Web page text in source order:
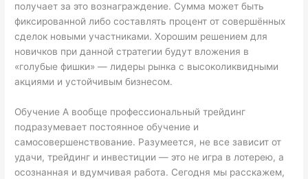
получает за это вознаграждение. Сумма может быть
фиксированной либо составлять процент от совершённых
сделок новыми участниками. Хорошим решением для
новичков при данной стратегии будут вложения в
«голубые фишки» — лидеры рынка с высоколиквидными
акциями и устойчивым бизнесом.
Обучение А вообще профессиональный трейдинг
подразумевает постоянное обучение и
самосовершенствование. Разумеется, не все зависит от
удачи, трейдинг и инвестиции — это не игра в лотерею, а
осознанная и вдумчивая работа. Сегодня мы расскажем,